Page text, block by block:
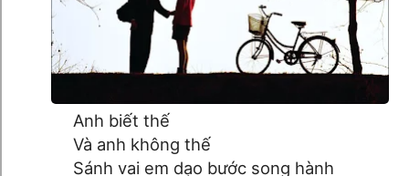
Anh biết thế
Và anh không thế
Sánh vai em dạo bước song hành